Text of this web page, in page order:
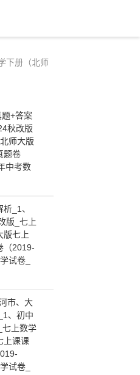
下册（北师
+答案
秋改版
师大版
题卷
中考数
_1、
版_七上
版七上
（2019-
试卷_
市、大
、初中
七上数学
上课课
试卷_